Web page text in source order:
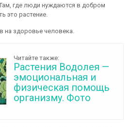
где люди нуждаются в добром
это растение.
на здоровье человека.
Читайте также:
Растения Водолея —
эмоциональная и
физическая помощь
организму. Фото